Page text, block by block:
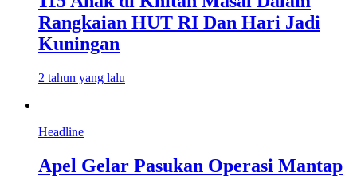
Rangkaian HUT RI Dan Hari Jadi
Kuningan
2 tahun yang lalu
Headline
Apel Gelar Pasukan Operasi Mantap